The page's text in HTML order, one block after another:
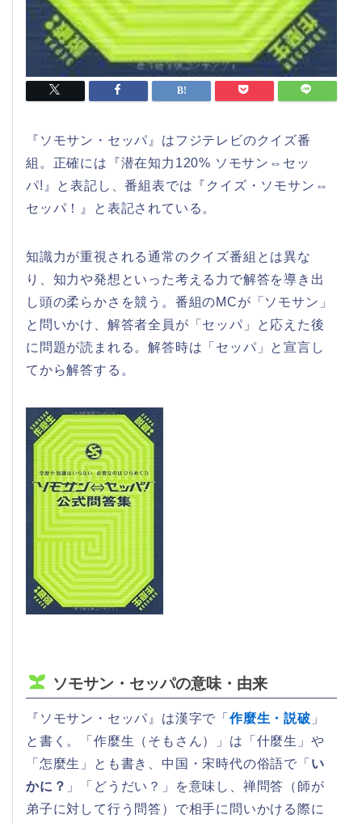
『ソモサン・セッパ』はフジテレビのクイズ番
組。正確には『潜在知力120% ソモサン⇔セッ
パ!』と表記し、番組表では『クイズ・ソモサン⇔
セッパ！』と表記されている。
知識力が重視される通常のクイズ番組とは異な
り、知力や発想といった考える力で解答を導き出
し頭の柔らかさを競う。番組のMCが「ソモサン」
と問いかけ、解答者全員が「セッパ」と応えた後
に問題が読まれる。解答時は「セッパ」と宣言し
てから解答する。
ソモサン・セッパの意味・由来
『ソモサン・セッパ』は漢字で「 作麼生・説破 」
と書く。「作麼生（そもさん）」は「什麼生」や
「怎麼生」とも書き、中国・宋時代の俗語で「 い
かに？ 」「どうだい？」を意味し、禅問答（師が
弟子に対して行う問答）で相手に問いかける際に